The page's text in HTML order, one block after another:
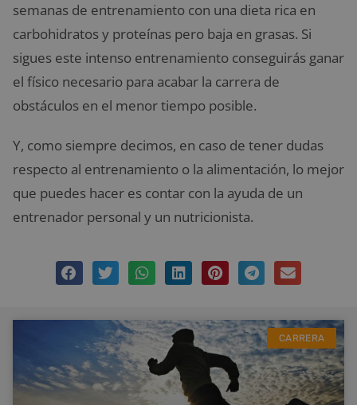
semanas de entrenamiento con una dieta rica en
carbohidratos y proteínas pero baja en grasas. Si
sigues este intenso entrenamiento conseguirás ganar
el físico necesario para acabar la carrera de
obstáculos en el menor tiempo posible.
Y, como siempre decimos, en caso de tener dudas
respecto al entrenamiento o la alimentación, lo mejor
que puedes hacer es contar con la ayuda de un
entrenador personal y un nutricionista.
CARRERA